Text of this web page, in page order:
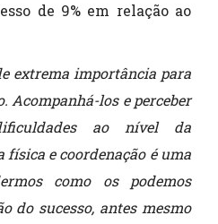
de 9% em relação ao
extrema importância para
Acompanhá-los e perceber
ao nível da
física e coordenação é uma
como os podemos
do sucesso, antes mesmo